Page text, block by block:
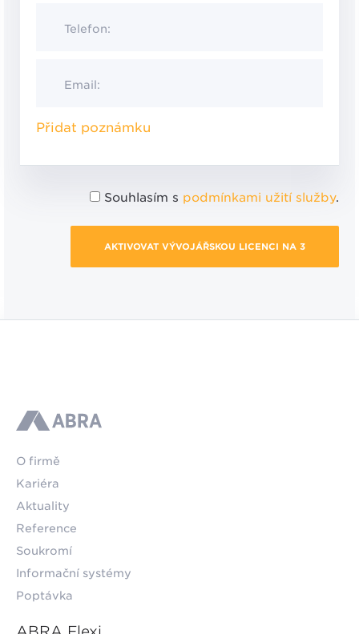
Telefon:
Email:
Přidat poznámku
Souhlasím s podmínkami užití služby.
AKTIVOVAT VÝVOJÁŘSKOU LICENCI NA 3
ABRA
O firmě
Kariéra
Aktuality
Reference
Soukromí
Informační systémy
Poptávka